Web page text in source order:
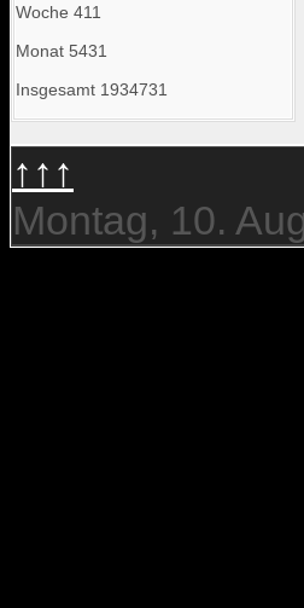
Woche 411
Monat 5431
Insgesamt 1934731
↑↑↑
Montag, 10.